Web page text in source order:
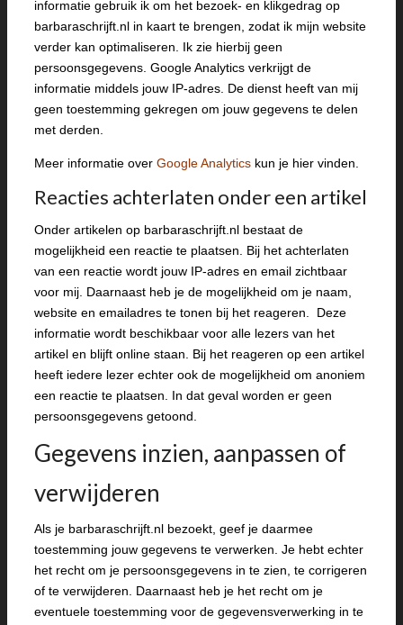
informatie gebruik ik om het bezoek- en klikgedrag op
barbaraschrijft.nl in kaart te brengen, zodat ik mijn website
verder kan optimaliseren. Ik zie hierbij geen
persoonsgegevens. Google Analytics verkrijgt de
informatie middels jouw IP-adres. De dienst heeft van mij
geen toestemming gekregen om jouw gegevens te delen
met derden.
Meer informatie over Google Analytics kun je hier vinden.
Reacties achterlaten onder een artikel
Onder artikelen op barbaraschrijft.nl bestaat de
mogelijkheid een reactie te plaatsen. Bij het achterlaten
van een reactie wordt jouw IP-adres en email zichtbaar
voor mij. Daarnaast heb je de mogelijkheid om je naam,
website en emailadres te tonen bij het reageren. Deze
informatie wordt beschikbaar voor alle lezers van het
artikel en blijft online staan. Bij het reageren op een artikel
heeft iedere lezer echter ook de mogelijkheid om anoniem
een reactie te plaatsen. In dat geval worden er geen
persoonsgegevens getoond.
Gegevens inzien, aanpassen of
verwijderen
Als je barbaraschrijft.nl bezoekt, geef je daarmee
toestemming jouw gegevens te verwerken. Je hebt echter
het recht om je persoonsgegevens in te zien, te corrigeren
of te verwijderen. Daarnaast heb je het recht om je
eventuele toestemming voor de gegevensverwerking in te